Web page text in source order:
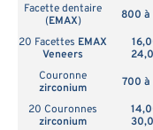
Facette dentaire
(EMAX) 800 à
20 Facettes EMAX
Veneers
Couronne
zirconium
700 à
20 Couronnes
zirconium